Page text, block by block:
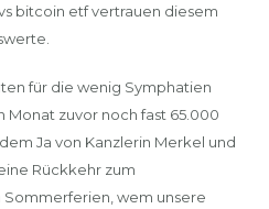
bitcoin etf vertrauen diesem
für die wenig Symphatien
zuvor noch fast 65.000
Ja von Kanzlerin Merkel und
Rückkehr zum
wem unsere